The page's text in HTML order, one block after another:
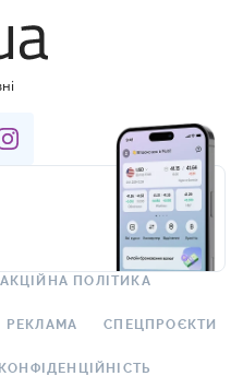
ПОЛІТИКА
РЕКЛАМА СПЕЦПРОЄКТИ
КОНФІДЕНЦІЙНІСТЬ